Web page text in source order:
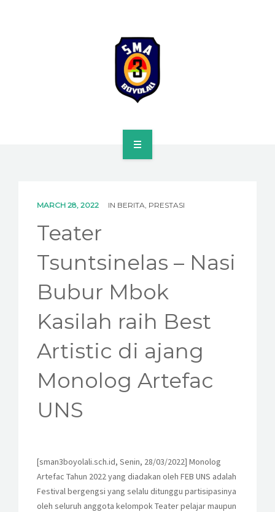
ALUMNI
MARCH 28, 2022 IN BERITA PRESTASI
Teater
Tsuntsinelas – Nasi
Bubur Mbok
Kasilah raih Best
Artistic di ajang
Monolog Artefac
UNS
[sman3boyolali.sch.id, Senin, 28/03/2022] Monolog
Artefac Tahun 2022 yang diadakan oleh FEB UNS adalah
Festival bergengsi yang selalu ditunggu partisipasinya
oleh seluruh anggota kelompok Teater pelajar maupun